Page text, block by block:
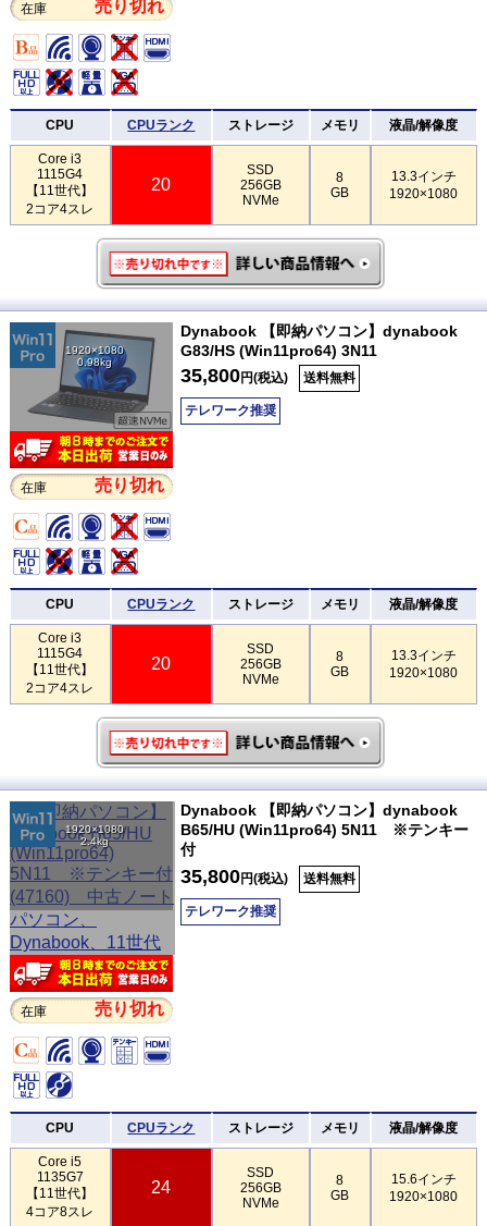
在庫 売り切れ
CPU CPUランク ストレージ メモリ 液晶/解像度
Core i3
1115G4
【11世代】
2コア4スレ
20
SSD
256GB
NVMe
8
GB
13.3インチ
1920×1080
1920×1080
0.98kg
在庫 売り切れ
Dynabook 【即納パソコン】dynabook
G83/HS (Win11pro64) 3N11
35,800円(税込) 送料無料
テレワーク推奨
CPU CPUランク ストレージ メモリ 液晶/解像度
Core i3
1115G4
【11世代】
2コア4スレ
20
SSD
256GB
NVMe
8
GB
13.3インチ
1920×1080
1920×1080
2.4kg
在庫 売り切れ
Dynabook 【即納パソコン】dynabook
B65/HU (Win11pro64) 5N11 ※テンキー
付
35,800円(税込) 送料無料
テレワーク推奨
CPU CPUランク ストレージ メモリ 液晶/解像度
Core i5
1135G7
【11世代】
4コア8スレ
24
SSD
256GB
NVMe
8
GB
15.6インチ
1920×1080